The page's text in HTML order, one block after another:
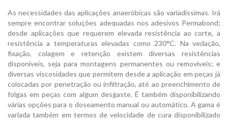
As necessidades das aplicações anaeróbicas são variadíssimas. Irá
sempre encontrar soluções adequadas nos adesivos Permabond;
desde aplicações que requerem elevada resistência ao corte, a
resistência a temperaturas elevadas como 230°C. Na vedação,
fixação, colagem e retenção existem diversas resistências
disponíveis, seja para montagens permanentes ou removíveis; e
diversas viscosidades que permitem desde a aplicação em peças já
colocadas por penetração ou infiltração, até ao preenchimento de
folgas em peças com algum desgaste. É também disponibilizando
várias opções para o doseamento manual ou automático. A gama é
variada também em termos de velocidade de cura disponibilizado